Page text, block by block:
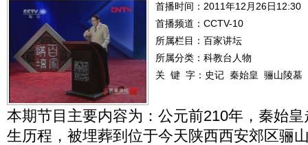
首播时间：2011年12月26日12:30
首播频道： CCTV-10
所属栏目： 百家讲坛
所属分类：科教台人物
关 键 字： 史记 秦始皇 骊山陵墓
本期节目主要内容为：公元前210年，秦始
生历程，被埋葬到位于今天陕西西安郊区骊